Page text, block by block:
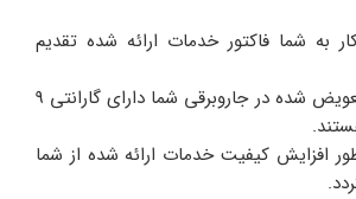
به شما فاکتور خدمات ارائه شده تقدیم
کلیه قطعات تعویض شده در جاروبرقی شما دارای گارانتی 9
افزایش کیفیت خدمات ارائه شده از شما